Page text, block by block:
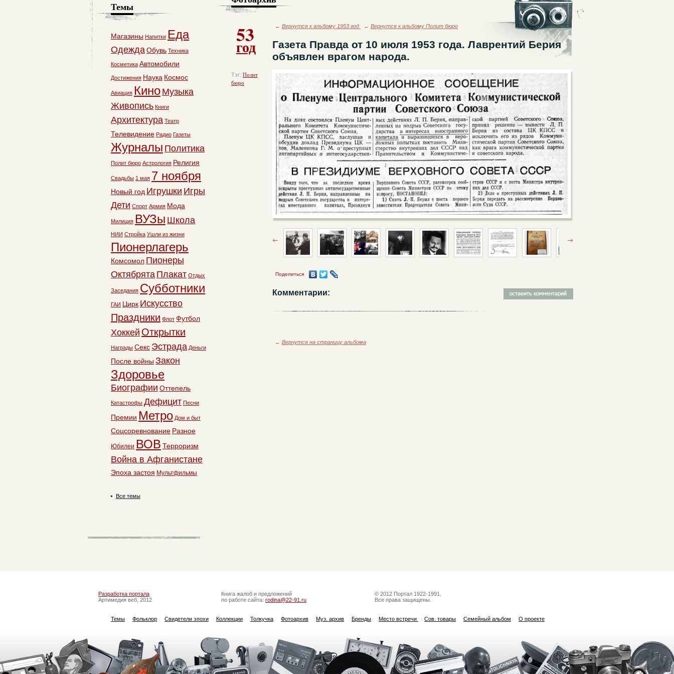
53
год
Тэг: Полит
бюро
← Вернутся к альбому 1953 год ← Вернутся к альбому Полит бюро
Газета Правда от 10 июля 1953 года. Лаврентий Берия
объявлен врагом народа.
Поделиться
Комментарии:
← Вернутся на страницу альбома
Темы
Магазины Напитки Еда
ОдеждаОбувь Техника
Косметика Автомобили
Достижения Наука Космос
Авиация Кино Музыка
Живопись Книги
Архитектура Театр
Телевидение Радио Газеты
Журналы Политика
Полит бюро Астрология Религия
Свадьбы 1 мая 7 ноября
Новый год Игрушки Игры
Дети Спорт Армия Мода
Милиция ВУЗы Школа
НИИ Стройка Ушли из жизни
Пионерлагерь
Комсомол Пионеры
Октябрята Плакат Отдых
Заседания Субботники
ГАИ Цирк Искусство
Праздники Флот Футбол
Хоккей Открытки
Награды Секс Эстрада Деньги
После войны Закон
Здоровье
Биографии Оттепель
Катастрофы Дефицит Песни
Премии Метро Дом и быт
Соцсоревнование Разное
Юбилеи ВОВ Терроризм
Война в Афганистане
Эпоха застоя Мультфильмы
Все темы
Разработка портала
Артимедия веб, 2012
Книга жалоб и предложений
по работе сайта: rodina@22-91.ru
© 2012 Портал 1922-1991.
Все права защищены.
Темы Фольклор Свидетели эпохи Коллекции Толкучка Фотоархив Муз. архив Бренды Место встречи Сов. товары Семейный альбом О проекте